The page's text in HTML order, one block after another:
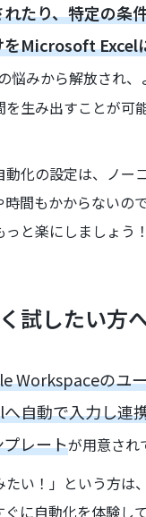
たり、特定の条
をMicrosoft Excel
悩みから解放され
を生み出すことが可
動化の設定は、ノー
間もかからないの
と楽にしましょう！
試したい方
Workspaceのユ
自動で入力し連
レートが用意され
たい！」という方は
に自動化を体験し